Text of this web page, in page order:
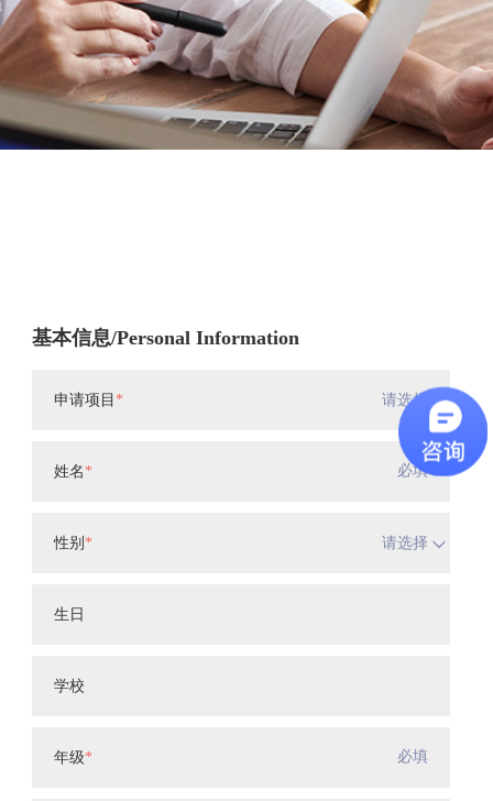
基本信息/Personal Information
申请项目 * 请选择
姓名 *
性别 * 请选择
生日
学校
年级*